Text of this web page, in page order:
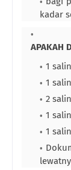
kadar
APAKAH
1
1
2
1
1